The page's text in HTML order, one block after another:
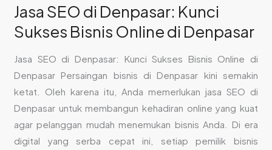
Jasa SEO di Denpasar: Kunci
Sukses Bisnis Online di Denpasar
Jasa SEO di Denpasar: Kunci Sukses Bisnis Online di
Denpasar Persaingan bisnis di Denpasar kini semakin
ketat. Oleh karena itu, Anda memerlukan jasa SEO di
Denpasar untuk membangun kehadiran online yang kuat
agar pelanggan mudah menemukan bisnis Anda. Di era
digital yang serba cepat ini, setiap pemilik bisnis
Denpasar:
Kunci
Bisnis
Online
di
Denpasar